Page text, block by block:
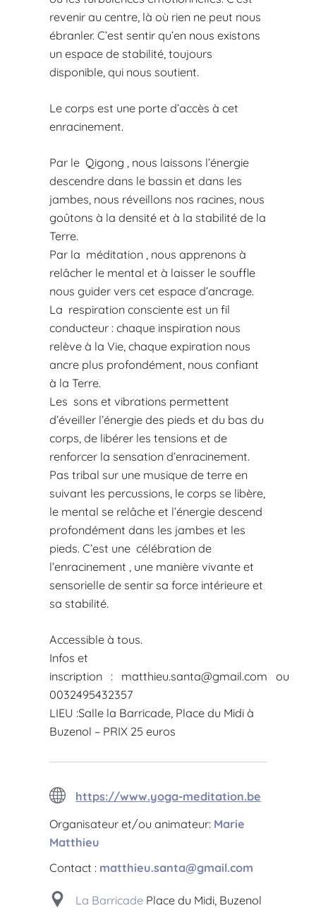
revenir au centre, là où rien ne peut nous
ébranler. C’est sentir qu’en nous existons
un espace de stabilité, toujours
disponible, qui nous soutient.
Le corps est une porte d’accès à cet
enracinement.
Par le Qigong , nous laissons l’énergie
descendre dans le bassin et dans les
jambes, nous réveillons nos racines, nous
goûtons à la densité et à la stabilité de la
Terre.
Par la méditation , nous apprenons à
relâcher le mental et à laisser le souffle
nous guider vers cet espace d’ancrage.
La respiration consciente est un fil
conducteur : chaque inspiration nous
relève à la Vie, chaque expiration nous
ancre plus profondément, nous confiant
à la Terre.
Les sons et vibrations permettent
d’éveiller l’énergie des pieds et du bas du
corps, de libérer les tensions et de
renforcer la sensation d’enracinement.
Pas tribal sur une musique de terre en
suivant les percussions, le corps se libère,
le mental se relâche et l’énergie descend
profondément dans les jambes et les
pieds. C’est une célébration de
l’enracinement , une manière vivante et
sensorielle de sentir sa force intérieure et
sa stabilité.
Accessible à tous.
Infos et
inscription : matthieu.santa@gmail.com ou
0032495432357
LIEU :Salle la Barricade, Place du Midi à
Buzenol – PRIX 25 euros
https://www.yoga-meditation.be
Organisateur et/ou animateur: Marie
Matthieu
Contact : matthieu.santa@gmail.com
La Barricade Place du Midi, Buzenol